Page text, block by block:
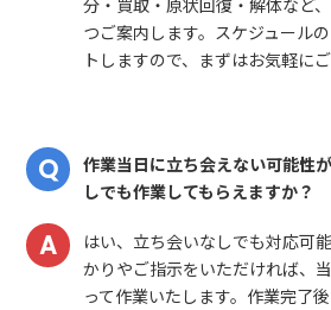
分・買取・原状回復・解体など
つご案内します。スケジュール
トしますので、まずはお気軽に
作業当日に立ち会えない可能性
しでも作業してもらえますか？
はい、立ち会いなしでも対応可
かりやご指示をいただければ、
って作業いたします。作業完了